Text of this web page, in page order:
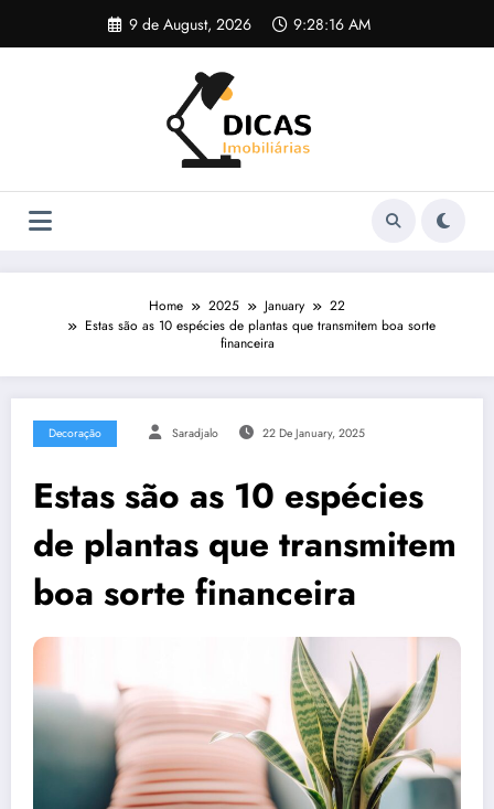
content
9 de August, 2026 9:28:16 AM
Home 2025 January
22
Estas são as 10 espécies de plantas que transmitem boa sorte
financeira
Decoração Saradjalo 22 De January, 2025
Estas são as 10 espécies
de plantas que transmitem
boa sorte financeira